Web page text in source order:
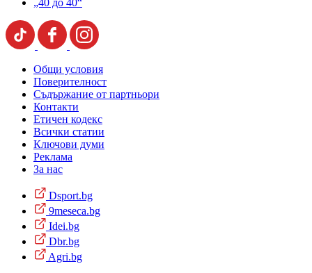
Общи условия
Поверителност
Съдържание от партньори
Контакти
Етичен кодекс
Всички статии
Ключови думи
Реклама
За нас
Dsport.bg
9meseca.bg
Idei.bg
Dbr.bg
Agri.bg